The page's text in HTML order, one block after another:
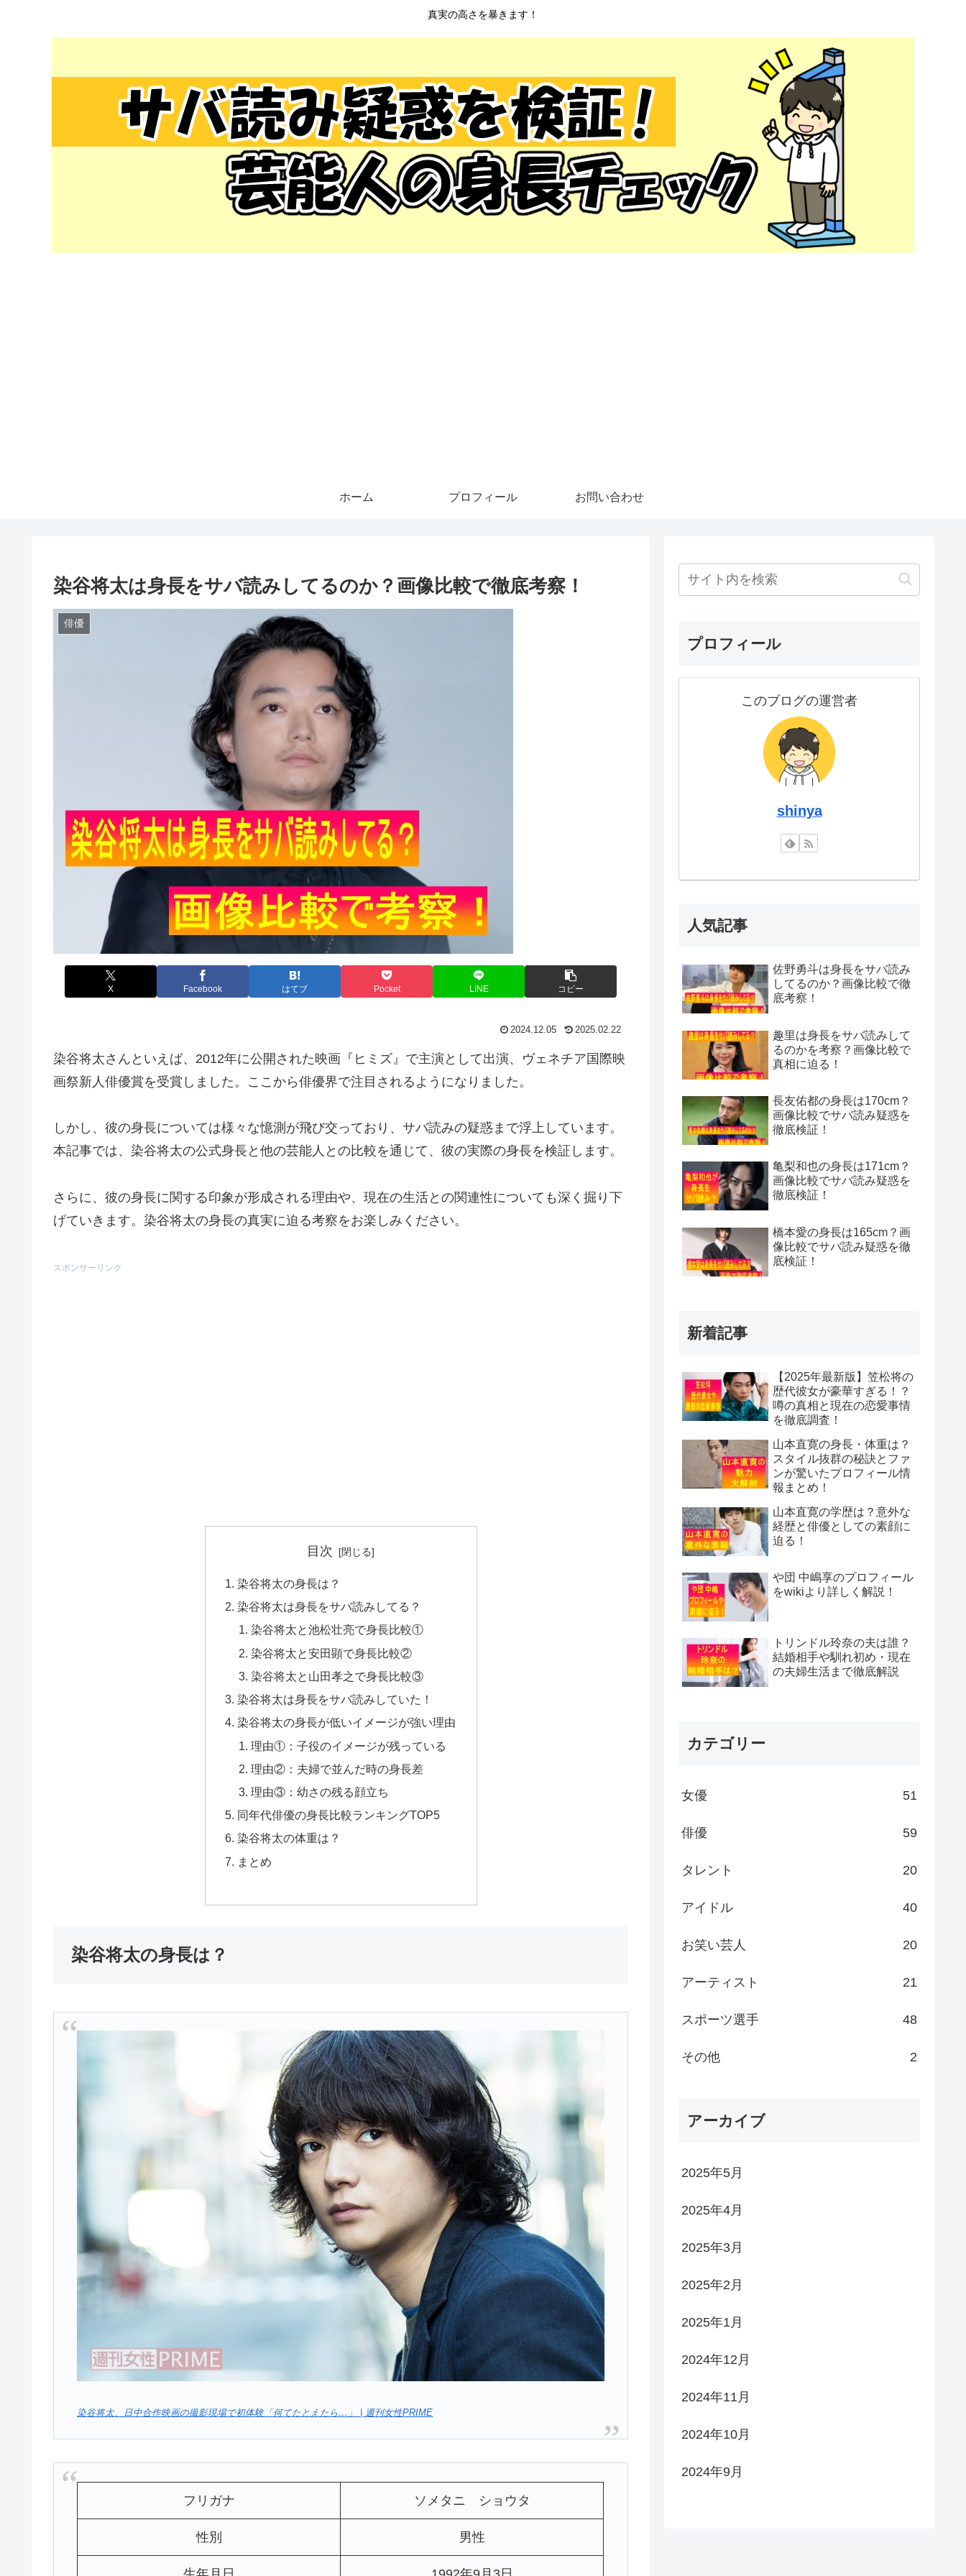
真実の高さを暴きます！
ホーム プロフィール お問い合わせ
染谷将太は身長をサバ読みしてるのか？画像比較で徹底考察！
俳優
X Facebook はてブ Pocket LINE コピー
2024.12.05 2025.02.22
染谷将太さんといえば、2012年に公開された映画『ヒミズ』で主演として出演、ヴェネチア国際映
画祭新人俳優賞を受賞しました。ここから俳優界で注目されるようになりました。
しかし、彼の身長については様々な憶測が飛び交っており、サバ読みの疑惑まで浮上しています。
本記事では、染谷将太の公式身長と他の芸能人との比較を通じて、彼の実際の身長を検証します。
さらに、彼の身長に関する印象が形成される理由や、現在の生活との関連性についても深く掘り下
げていきます。染谷将太の身長の真実に迫る考察をお楽しみください。
スポンサーリンク
目次
染谷将太の身長は？
染谷将太は身長をサバ読みしてる？
染谷将太と池松壮亮で身長比較①
染谷将太と安田顕で身長比較②
染谷将太と山田孝之で身長比較③
染谷将太は身長をサバ読みしていた！
染谷将太の身長が低いイメージが強い理由
理由①：子役のイメージが残っている
理由②：夫婦で並んだ時の身長差
理由③：幼さの残る顔立ち
同年代俳優の身長比較ランキングTOP5
染谷将太の体重は？
まとめ
染谷将太の身長は？
染谷将太、日中合作映画の撮影現場で初体験「何てたとえたら…」 | 週刊女性PRIME
フリガナ ソメタニ ショウタ
性別 男性
プロフィール
このブログの運営者
shinya
人気記事
佐野勇斗は身長をサバ読み
してるのか？画像比較で徹
底考察！
趣里は身長をサバ読みして
るのかを考察？画像比較で
真相に迫る！
長友佑都の身長は170cm？
画像比較でサバ読み疑惑を
徹底検証！
亀梨和也の身長は171cm？
画像比較でサバ読み疑惑を
徹底検証！
橋本愛の身長は165cm？画
像比較でサバ読み疑惑を徹
底検証！
新着記事
【2025年最新版】笠松将の
歴代彼女が豪華すぎる！？
噂の真相と現在の恋愛事情
を徹底調査！
山本直寛の身長・体重は？
スタイル抜群の秘訣とファ
ンが驚いたプロフィール情
報まとめ！
山本直寛の学歴は？意外な
経歴と俳優としての素顔に
迫る！
や団 中嶋享のプロフィール
をwikiより詳しく解説！
トリンドル玲奈の夫は誰？
結婚相手や馴れ初め・現在
の夫婦生活まで徹底解説
カテゴリー
女優 51
俳優 59
タレント 20
アイドル 40
お笑い芸人 20
アーティスト 21
スポーツ選手 48
その他 2
アーカイブ
2025年5月
2025年4月
2025年3月
2025年2月
2025年1月
2024年12月
2024年11月
2024年10月
2024年9月